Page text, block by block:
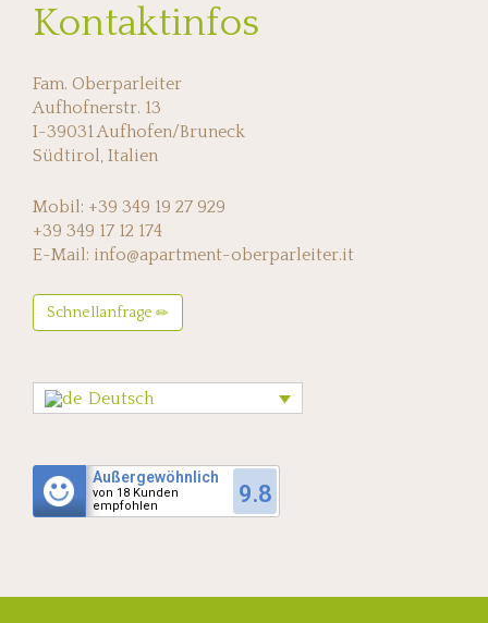
Kontaktinfos
Fam. Oberparleiter
Aufhofnerstr. 13
I-39031 Aufhofen/Bruneck
Südtirol, Italien
Mobil: +39 349 19 27 929
+39 349 17 12 174
E-Mail: info@apartment-oberparleiter.it
Schnellanfrage
Deutsch
Außergewöhnlich
von 18 Kunden
empfohlen
9.8